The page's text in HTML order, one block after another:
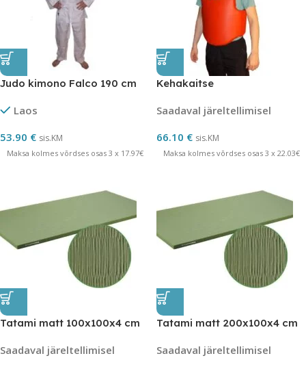
Judo kimono Falco 190 cm
Laos
53.90 € sis.KM
Maksa kolmes võrdses osas 3 x 17.97€
Kehakaitse
Saadaval järeltellimisel
66.10 € sis.KM
Maksa kolmes võrdses osas 3 x 22.03€
Tatami matt 100x100x4 cm
Saadaval järeltellimisel
Tatami matt 200x100x4 cm
Saadaval järeltellimisel